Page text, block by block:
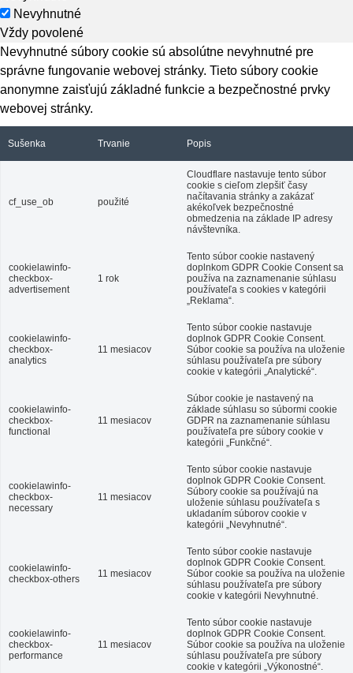
Nevyhnutné
Vždy povolené
Nevyhnutné súbory cookie sú absolútne nevyhnutné pre
správne fungovanie webovej stránky. Tieto súbory cookie
anonymne zaisťujú základné funkcie a bezpečnostné prvky
webovej stránky.
Sušenka Trvanie Popis
cf_use_ob použité
Cloudflare nastavuje tento súbor
cookie s cieľom zlepšiť časy
načítavania stránky a zakázať
akékoľvek bezpečnostné
obmedzenia na základe IP adresy
návštevníka.
cookielawinfo-
checkbox-
advertisement
1 rok
Tento súbor cookie nastavený
doplnkom GDPR Cookie Consent sa
používa na zaznamenanie súhlasu
používateľa s cookies v kategórii
„Reklama“.
cookielawinfo-
checkbox-
analytics
11 mesiacov
Tento súbor cookie nastavuje
doplnok GDPR Cookie Consent.
Súbor cookie sa používa na uloženie
súhlasu používateľa pre súbory
cookie v kategórii „Analytické“.
cookielawinfo-
checkbox-
functional
11 mesiacov
Súbor cookie je nastavený na
základe súhlasu so súbormi cookie
GDPR na zaznamenanie súhlasu
používateľa pre súbory cookie v
kategórii „Funkčné“.
cookielawinfo-
checkbox-
necessary
11 mesiacov
Tento súbor cookie nastavuje
doplnok GDPR Cookie Consent.
Súbory cookie sa používajú na
uloženie súhlasu používateľa s
ukladaním súborov cookie v
kategórii „Nevyhnutné“.
cookielawinfo-
checkbox-others
11 mesiacov
Tento súbor cookie nastavuje
doplnok GDPR Cookie Consent.
Súbor cookie sa používa na uloženie
súhlasu používateľa pre súbory
cookie v kategórii Nevyhnutné.
cookielawinfo-
checkbox-
performance
11 mesiacov
Tento súbor cookie nastavuje
doplnok GDPR Cookie Consent.
Súbor cookie sa používa na uloženie
súhlasu používateľa pre súbory
cookie v kategórii „Výkonostné“.